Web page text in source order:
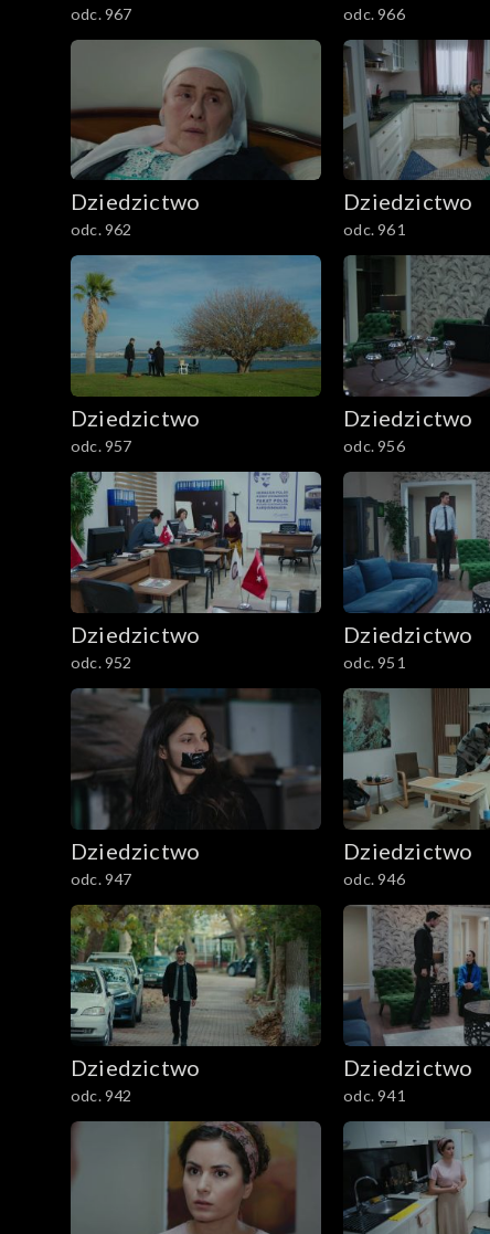
odc. 967 odc. 966
Dziedzictwo
odc. 962
Dziedzictwo
odc. 961
Dziedzictwo
odc. 957
Dziedzictwo
odc. 956
Dziedzictwo
odc. 952
Dziedzictwo
odc. 951
Dziedzictwo
odc. 947
Dziedzictwo
odc. 946
Dziedzictwo
odc. 942
Dziedzictwo
odc. 941